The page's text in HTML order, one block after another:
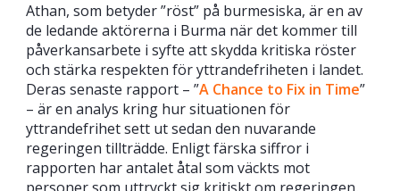
Athan, som betyder ”röst” på burmesiska, är en av
de ledande aktörerna i Burma när det kommer till
påverkansarbete i syfte att skydda kritiska röster
och stärka respekten för yttrandefriheten i landet.
Deras senaste rapport – ”A Chance to Fix in Time”
– är en analys kring hur situationen för
yttrandefrihet sett ut sedan den nuvarande
regeringen tillträdde. Enligt färska siffror i
rapporten har antalet åtal som väckts mot